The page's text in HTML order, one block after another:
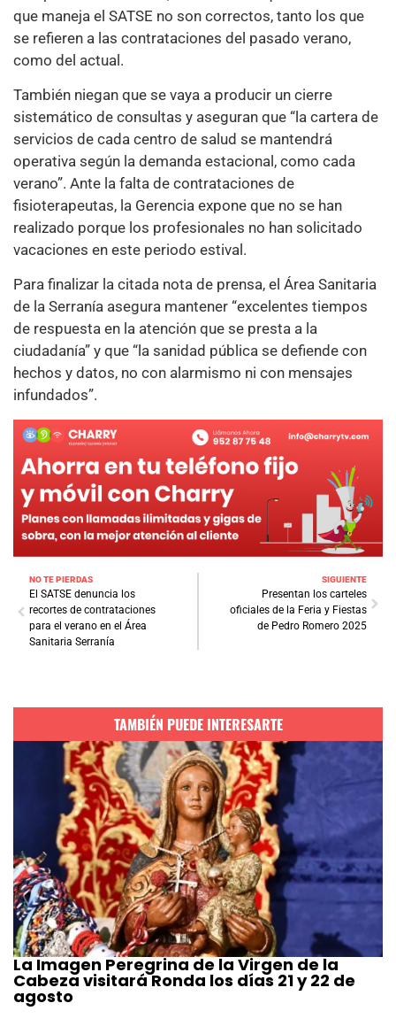
que maneja el SATSE no son correctos, tanto los que
se refieren a las contrataciones del pasado verano,
como del actual.
También niegan que se vaya a producir un cierre
sistemático de consultas y aseguran que “la cartera de
servicios de cada centro de salud se mantendrá
operativa según la demanda estacional, como cada
verano”. Ante la falta de contrataciones de
fisioterapeutas, la Gerencia expone que no se han
realizado porque los profesionales no han solicitado
vacaciones en este periodo estival.
Para finalizar la citada nota de prensa, el Área Sanitaria
de la Serranía asegura mantener “excelentes tiempos
de respuesta en la atención que se presta a la
ciudadanía” y que “la sanidad pública se defiende con
hechos y datos, no con alarmismo ni con mensajes
infundados”.
NO TE PIERDAS
El SATSE denuncia los
recortes de contrataciones
para el verano en el Área
Sanitaria Serranía
SIGUIENTE
Presentan los carteles
oficiales de la Feria y Fiestas
de Pedro Romero 2025
TAMBIÉN PUEDE INTERESARTE
La Imagen Peregrina de la Virgen de la
Cabeza visitará Ronda los días 21 y 22 de
agosto